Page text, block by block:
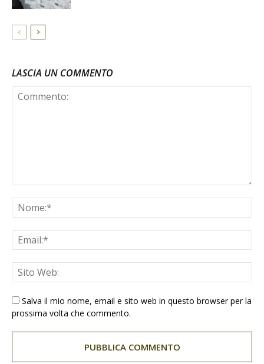
LASCIA UN COMMENTO
Salva il mio nome, email e sito web in questo browser per la
prossima volta che commento.